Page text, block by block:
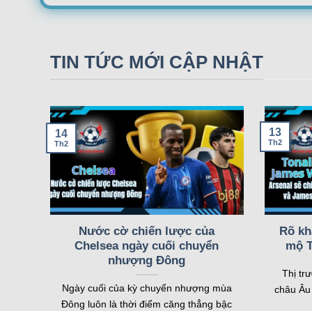
17:00
Malmo Women
HJK Helsinki Women
FT[1-1],ET[1-
08/08
18:30
FT
Ajax Amsterdam Women
Glasgow Rangers Women
08/08
18:30
TJ Spartak Myjava Women
Czarni Sosnowiec Women
18:30
FT
Slavia Praha Women
Brondby IF Women
FT[1-
19:00
FT
Juventus Women
Hammarby Women
Sự uy tín của hệ thống được xây dựng dựa trên
Ngoài ra, hệ thống còn tích hợp nhiều tính năng hỗ
Các tính năng nổi bật của
TIN TỨC MỚI CẬP NHẬT
Nước cờ chiến lược của
Chelsea ngày cuối chuyển
nhượng Đông
Ngày cuối của kỳ chuyển nhượng mùa
Đông luôn là thời điểm căng thẳng bậc
14
Th2
Rõ
mộ
Thị
châu
13
Th2